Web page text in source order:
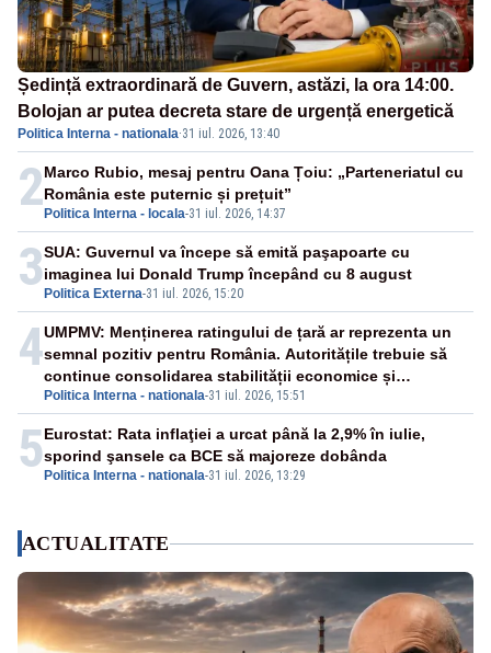
Ședință extraordinară de Guvern, astăzi, la ora 14:00.
Bolojan ar putea decreta stare de urgență energetică
Politica Interna - nationala·31 iul. 2026, 13:40
2 Politica Interna - locala-31 iul. 2026, 14:37
Marco Rubio, mesaj pentru Oana Țoiu: „Parteneriatul cu
România este puternic și prețuit”
3 Politica Externa-31 iul. 2026, 15:20
SUA: Guvernul va începe să emită paşapoarte cu
imaginea lui Donald Trump începând cu 8 august
4
Politica Interna - nationala-31 iul. 2026, 15:51
UMPMV: Menținerea ratingului de țară ar reprezenta un
semnal pozitiv pentru România. Autoritățile trebuie să
continue consolidarea stabilității economice și
financiare
5 Politica Interna - nationala-31 iul. 2026, 13:29
Eurostat: Rata inflaţiei a urcat până la 2,9% în iulie,
sporind şansele ca BCE să majoreze dobânda
ACTUALITATE